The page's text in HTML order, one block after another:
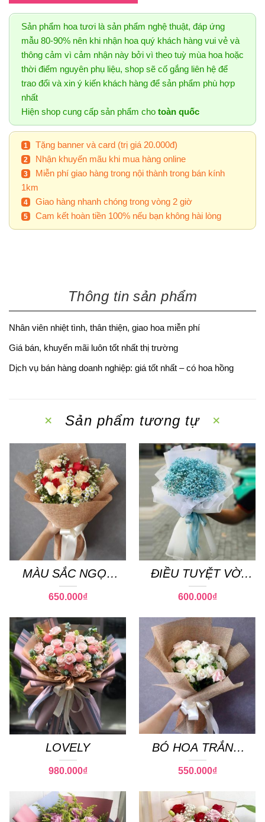
Sản phẩm hoa tươi là sản phẩm nghệ thuật, đáp ứng
mẫu 80-90% nên khi nhận hoa quý khách hàng vui vẻ và
thông cảm vì cảm nhận này bởi vì theo tuỳ mùa hoa hoặc
thời điểm nguyên phụ liệu, shop sẽ cố gắng liên hệ để
trao đổi và xin ý kiến khách hàng để sản phẩm phù hợp
nhất
Hiện shop cung cấp sản phẩm cho toàn quốc
Tặng banner và card (trị giá 20.000đ)
Nhận khuyến mãu khi mua hàng online
Miễn phí giao hàng trong nội thành trong bán kính
1km
Giao hàng nhanh chóng trong vòng 2 giờ
Cam kết hoàn tiền 100% nếu bạn không hài lòng
Thông tin sản phẩm
Nhân viên nhiệt tình, thân thiện, giao hoa miễn phí
Giá bán, khuyến mãi luôn tốt nhất thị trường
Dịch vụ bán hàng doanh nghiệp: giá tốt nhất – có hoa hồng
Sản phẩm tương tự
MÀU SẮC NGỌT
NGÀO
650.000₫
ĐIỀU TUYỆT VỜI
NHẤT
600.000₫
LOVELY
980.000₫
BÓ HOA TRẮNG
TINH
550.000₫